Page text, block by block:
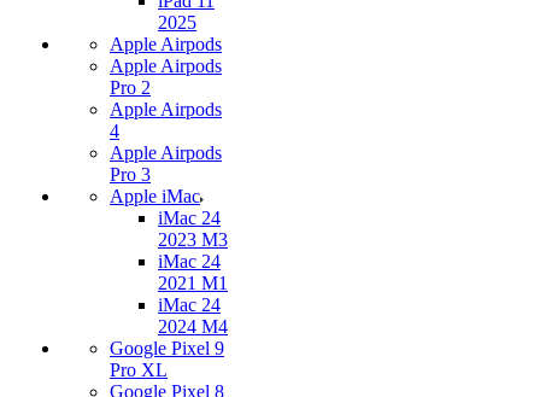
2025
Apple Airpods
Apple Airpods
Pro 2
Apple Airpods
4
Apple Airpods
Pro 3
Apple iMac
iMac 24
2023 M3
iMac 24
2021 M1
iMac 24
2024 M4
Google Pixel 9
Pro XL
Google Pixel 8